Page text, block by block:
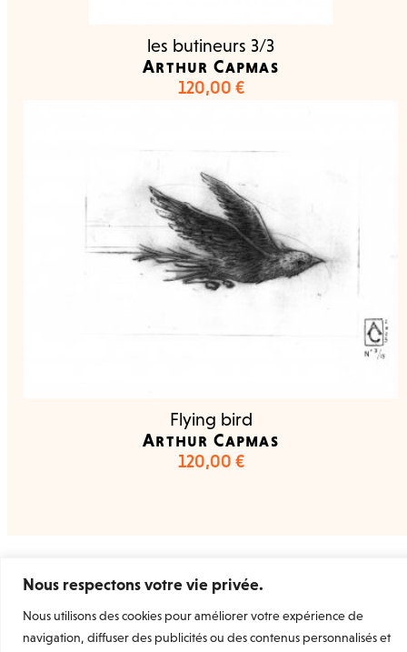
Nous respectons votre vie privée.
Nous utilisons des cookies pour améliorer votre expérience de
navigation, diffuser des publicités ou des contenus personnalisés et
les butineurs 3/3
Arthur Capmas
120,00 €
Flying bird
Arthur Capmas
120,00 €
Welcome Printsla marketplace dédiée à l’estampe
d’art originale et contemporaine.
Rejoignez-nous